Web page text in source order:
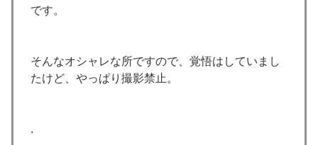
です。
そんなオシャレな所ですので、覚悟はしていまし
たけど、やっぱり撮影禁止。
.